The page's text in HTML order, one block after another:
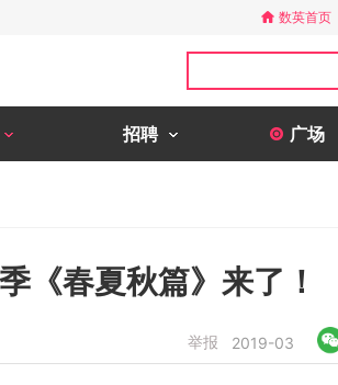
数英首页
招聘 广场
《春夏秋篇》来了！
举报 2019-03